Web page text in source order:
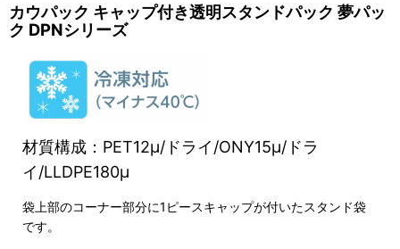
カウパック キャップ付き透明スタンドパック 夢パッ
ク DPNシリーズ
材質構成：PET12μ/ドライ/ONY15μ/ドラ
イ/LLDPE180μ
袋上部のコーナー部分に1ピースキャップが付いたスタンド袋
です。